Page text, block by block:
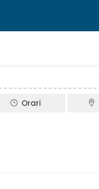
Orari